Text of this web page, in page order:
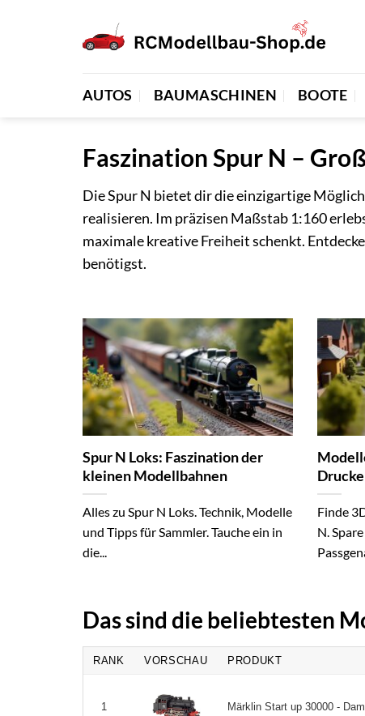
AUTOS BAUMASCHINEN BOOTE
Faszination Spur N –
Die Spur N bietet dir die einzigartige
realisieren. Im präzisen Maßstab 1:160
maximale kreative Freiheit schenkt.
benötigst.
Spur N Loks: Faszination der
kleinen Modellbahnen
Alles zu Spur N Loks. Technik, Modelle
und Tipps für Sammler. Tauche ein in
die...
Finde
N.
Das sind die beliebtesten
RANK VORSCHAU PRODUKT
1 Märklin Start up 30000 -